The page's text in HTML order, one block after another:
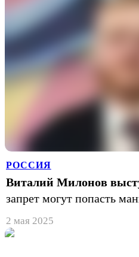
РОССИЯ
Виталий Милонов
запрет могут попасть
2 мая 2025